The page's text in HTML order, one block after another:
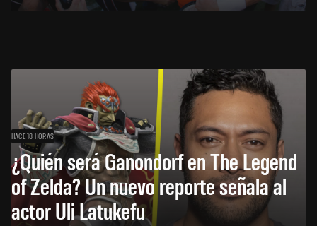
HACE 18 HORAS
¿Quién será Ganondorf en The Legend
of Zelda? Un nuevo reporte señala al
actor Uli Latukefu